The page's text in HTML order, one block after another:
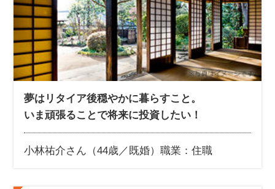
夢はリタイア後穏やかに暮らすこと。
いま頑張ることで将来に投資したい！
小林祐介さん（44歳／既婚） 職業：住職